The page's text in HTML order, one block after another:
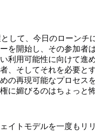
して、今日のローンチ
を開始し、その参加者
利用可能性に向けて進め
、そしてそれを必要と
の再現可能なプロセス
に媚びるのはちょっと怖
イトモデルを一度もリ